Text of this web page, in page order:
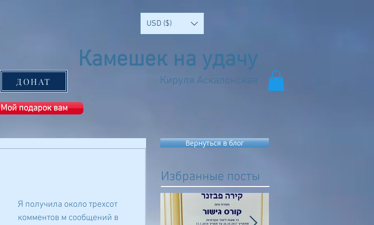
USD ($)
ДОНАТ
Камешек на удачу
Кируля Аскалонская
Мой подарок вам
Я получила около трехсот
комментов м сообщений в
Вернуться в блог
Избранные посты